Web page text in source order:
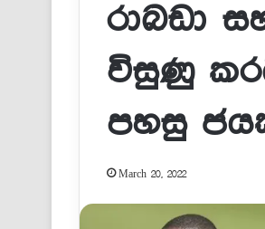
රාබඩා
විසුණු
පහසු
March 20, 2022